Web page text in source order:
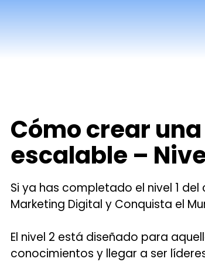
Cómo crear
escalable –
Si ya has completado el nivel 1
Marketing Digital y Conquista el
El nivel 2 está diseñado para
conocimientos y llegar a ser